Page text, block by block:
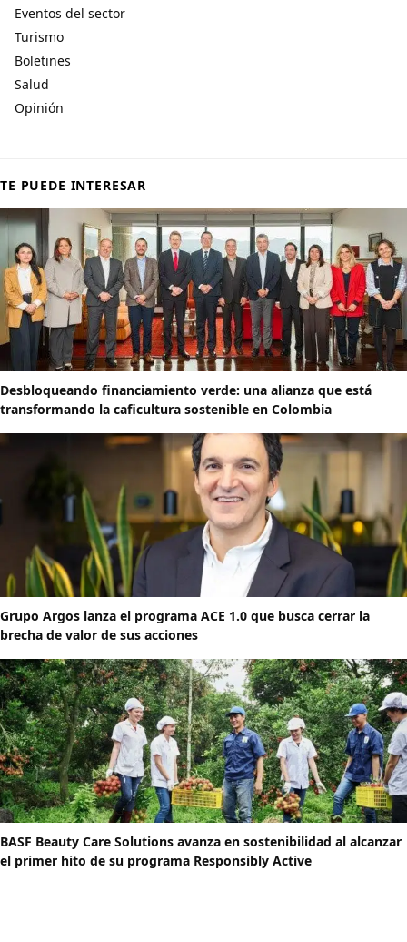
Eventos del sector
Turismo
Boletines
Salud
Opinión
TE PUEDE INTERESAR
Desbloqueando financiamiento verde: una alianza que está
transformando la caficultura sostenible en Colombia
Grupo Argos lanza el programa ACE 1.0 que busca cerrar la
brecha de valor de sus acciones
BASF Beauty Care Solutions avanza en sostenibilidad al alcanzar
el primer hito de su programa Responsibly Active